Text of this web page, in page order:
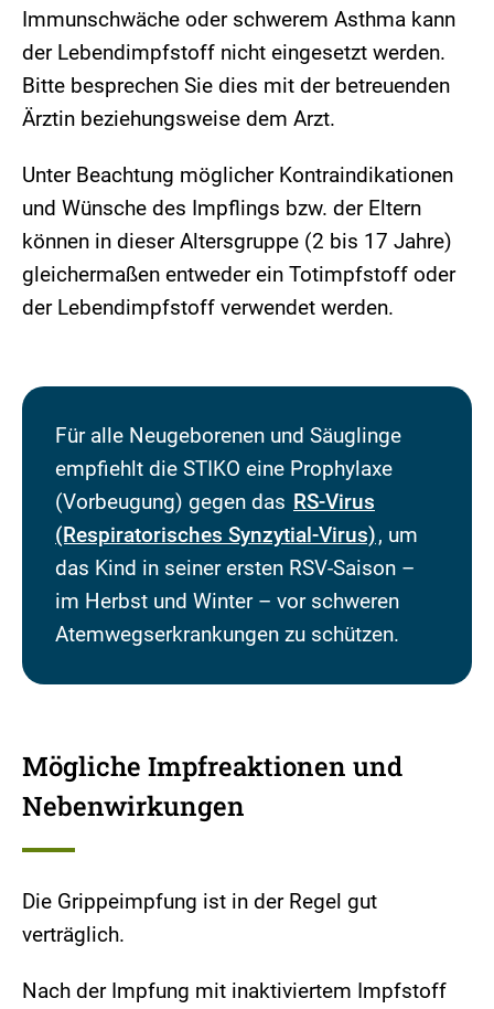
Immunschwäche oder schwerem Asthma kann
der Lebendimpfstoff nicht eingesetzt werden.
Bitte besprechen Sie dies mit der betreuenden
Ärztin beziehungsweise dem Arzt.
Unter Beachtung möglicher Kontraindikationen
und Wünsche des Impflings bzw. der Eltern
können in dieser Altersgruppe (2 bis 17 Jahre)
gleichermaßen entweder ein Totimpfstoff oder
der Lebendimpfstoff verwendet werden.
Für alle Neugeborenen und Säuglinge
empfiehlt die STIKO eine Prophylaxe
(Vorbeugung) gegen das RS-Virus
(Respiratorisches Synzytial-Virus), um
das Kind in seiner ersten RSV-Saison –
im Herbst und Winter – vor schweren
Atemwegserkrankungen zu schützen.
Mögliche Impfreaktionen und
Nebenwirkungen
Die Grippeimpfung ist in der Regel gut
verträglich.
Nach der Impfung mit inaktiviertem Impfstoff